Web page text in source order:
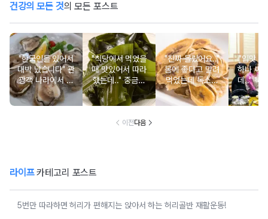
건강의 모든 것의 모든 포스트
"한국인들 있어서
대박 났습니다" 관
광객 나라에서 남
녀노소 보양식처
럼 먹는 음식
"식당에서 먹었을
때 맛있어서 따라
했는데.." 중금속
싹 다 빠질 줄 몰
랐어요
"진짜 몰랐어요.."
몸에 좋다고 말려
먹었는데 독소를
먹고 있었던 의외
의 음식
"입맛 없
하나 싸
데.." 북
외로 안
건
이전다음
라이프카테고리 포스트
5번만 따라하면 허리가 편해지는 앉아서 하는 허리골반 재활운동!